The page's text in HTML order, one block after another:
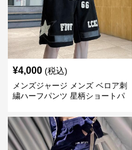
¥4,000 (税込)
メンズジャージ メンズ ベロア刺
繍ハーフパンツ 星柄ショートパ